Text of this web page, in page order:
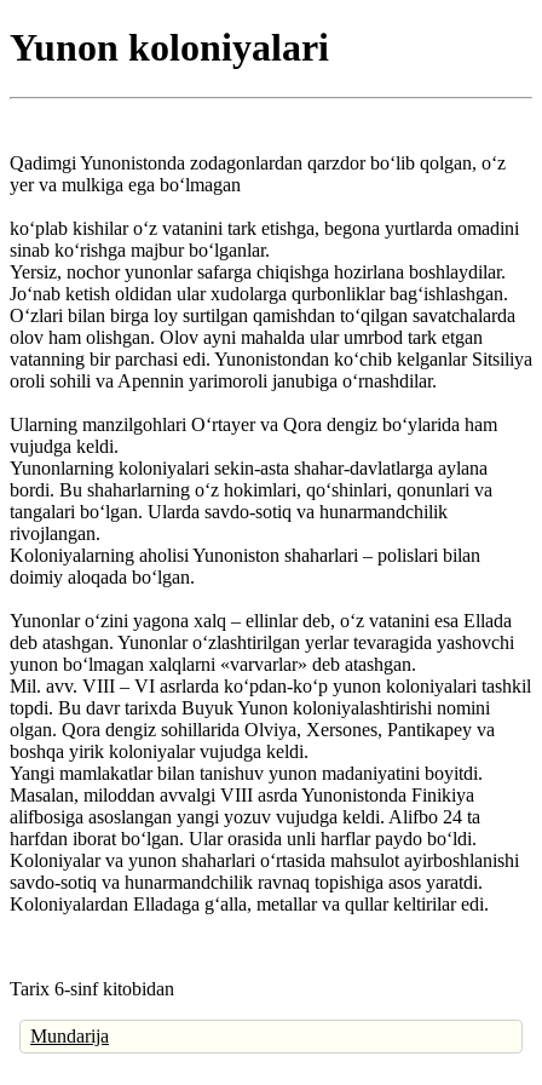
Yunon koloniyalari
Qadimgi Yunonistonda zodagonlardan qarzdor bo‘lib qolgan, o‘z
yer va mulkiga ega bo‘lmagan
ko‘plab kishilar o‘z vatanini tark etishga, begona yurtlarda omadini
sinab ko‘rishga majbur bo‘lganlar.
Yersiz, nochor yunonlar safarga chiqishga hozirlana boshlaydilar.
Jo‘nab ketish oldidan ular xudolarga qurbonliklar bag‘ishlashgan.
O‘zlari bilan birga loy surtilgan qamishdan to‘qilgan savatchalarda
olov ham olishgan. Olov ayni mahalda ular umrbod tark etgan
vatanning bir parchasi edi. Yunonistondan ko‘chib kelganlar Sitsiliya
oroli sohili va Apennin yarimoroli janubiga o‘rnashdilar.
Ularning manzilgohlari O‘rtayer va Qora dengiz bo‘ylarida ham
vujudga keldi.
Yunonlarning koloniyalari sekin-asta shahar-davlatlarga aylana
bordi. Bu shaharlarning o‘z hokimlari, qo‘shinlari, qonunlari va
tangalari bo‘lgan. Ularda savdo-sotiq va hunarmandchilik
rivojlangan.
Koloniyalarning aholisi Yunoniston shaharlari – polislari bilan
doimiy aloqada bo‘lgan.
Yunonlar o‘zini yagona xalq – ellinlar deb, o‘z vatanini esa Ellada
deb atashgan. Yunonlar o‘zlashtirilgan yerlar tevaragida yashovchi
yunon bo‘lmagan xalqlarni «varvarlar» deb atashgan.
Mil. avv. VIII – VI asrlarda ko‘pdan-ko‘p yunon koloniyalari tashkil
topdi. Bu davr tarixda Buyuk Yunon koloniyalashtirishi nomini
olgan. Qora dengiz sohillarida Olviya, Xersones, Pantikapey va
boshqa yirik koloniyalar vujudga keldi.
Yangi mamlakatlar bilan tanishuv yunon madaniyatini boyitdi.
Masalan, miloddan avvalgi VIII asrda Yunonistonda Finikiya
alifbosiga asoslangan yangi yozuv vujudga keldi. Alifbo 24 ta
harfdan iborat bo‘lgan. Ular orasida unli harflar paydo bo‘ldi.
Koloniyalar va yunon shaharlari o‘rtasida mahsulot ayirboshlanishi
savdo-sotiq va hunarmandchilik ravnaq topishiga asos yaratdi.
Koloniyalardan Elladaga g‘alla, metallar va qullar keltirilar edi.
Tarix 6-sinf kitobidan
Mundarija